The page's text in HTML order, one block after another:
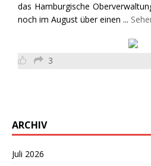
das Hamburgische
noch im August über einen ...
3
ARCHIV
Juli 2026